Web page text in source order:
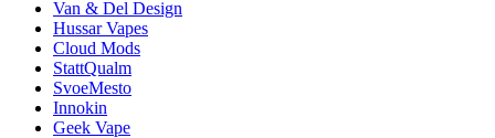
Van & Del Design
Hussar Vapes
Cloud Mods
StattQualm
SvoeMesto
Innokin
Geek Vape